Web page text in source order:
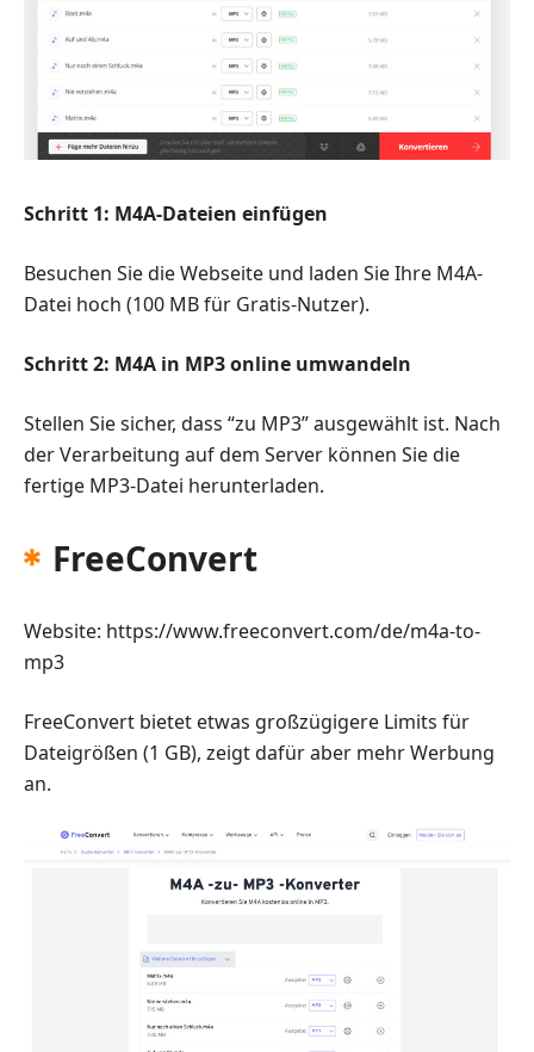
Schritt 1: M4A-Dateien einfügen
Besuchen Sie die Webseite und laden Sie Ihre M4A-
Datei hoch (100 MB für Gratis-Nutzer).
Schritt 2: M4A in MP3 online umwandeln
Stellen Sie sicher, dass “zu MP3” ausgewählt ist. Nach
der Verarbeitung auf dem Server können Sie die
fertige MP3-Datei herunterladen.
FreeConvert
Website: https://www.freeconvert.com/de/m4a-to-
mp3
FreeConvert bietet etwas großzügigere Limits für
Dateigrößen (1 GB), zeigt dafür aber mehr Werbung
an.